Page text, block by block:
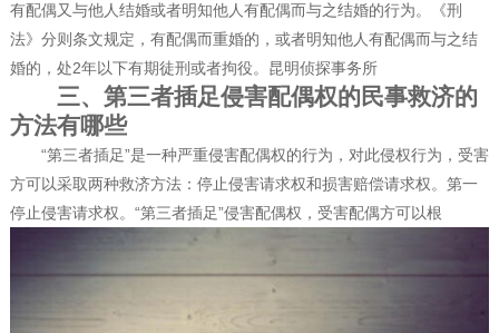
有配偶又与他人结婚或者明知他人有配偶而与之结婚的行为。《刑
法》分则条文规定，有配偶而重婚的，或者明知他人有配偶而与之结
婚的，处2年以下有期徒刑或者拘役。昆明侦探事务所
三、第三者插足侵害配偶权的民事救济的
方法有哪些
“第三者插足”是一种严重侵害配偶权的行为，对此侵权行为，受害
方可以采取两种救济方法：停止侵害请求权和损害赔偿请求权。第一
停止侵害请求权。“第三者插足”侵害配偶权，受害配偶方可以根